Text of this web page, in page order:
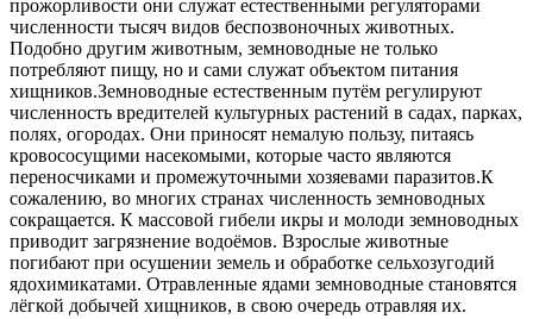
прожорливости они служат естественными регуляторами
численности тысяч видов беспозвоночных животных.
Подобно другим животным, земноводные не только
потребляют пищу, но и сами служат объектом питания
хищников.Земноводные естественным путём регулируют
численность вредителей культурных растений в садах, парках,
полях, огородах. Они приносят немалую пользу, питаясь
кровососущими насекомыми, которые часто являются
переносчиками и промежуточными хозяевами паразитов.К
сожалению, во многих странах численность земноводных
сокращается. К массовой гибели икры и молоди земноводных
приводит загрязнение водоёмов. Взрослые животные
погибают при осушении земель и обработке сельхозугодий
ядохимикатами. Отравленные ядами земноводные становятся
лёгкой добычей хищников, в свою очередь отравляя их.